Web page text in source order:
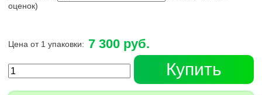
оценок)
Цена от 1 упаковки: 7 300 руб.
Купить